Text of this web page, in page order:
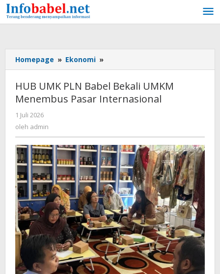
Lewati
ke
konten
Homepage » Ekonomi »
UMK
PLN
Babel
Bekali
HUB UMK PLN Babel Bekali UMKM
Menembus Pasar Internasional
1 Juli 2026
oleh admin